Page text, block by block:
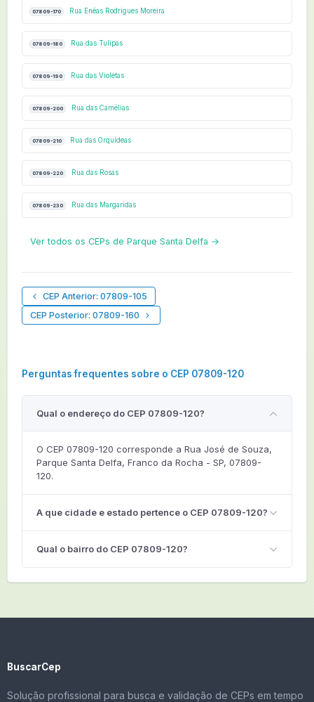
07809-170 Rua Enéas Rodrigues Moreira
07809-180 Rua das Tulipas
07809-190 Rua das Violetas
07809-200 Rua das Camélias
07809-210 Rua das Orquídeas
07809-220 Rua das Rosas
07809-230 Rua das Margaridas
Ver todos os CEPs de Parque Santa Delfa →
CEP Anterior: 07809-105
CEP Posterior: 07809-160
Perguntas frequentes sobre o CEP 07809-120
Qual o endereço do CEP 07809-120?
O CEP 07809-120 corresponde a Rua José de Souza,
Parque Santa Delfa, Franco da Rocha - SP, 07809-
120.
A que cidade e estado pertence o CEP 07809-120?
Qual o bairro do CEP 07809-120?
BuscarCep
Solução profissional para busca e validação de CEPs em tempo